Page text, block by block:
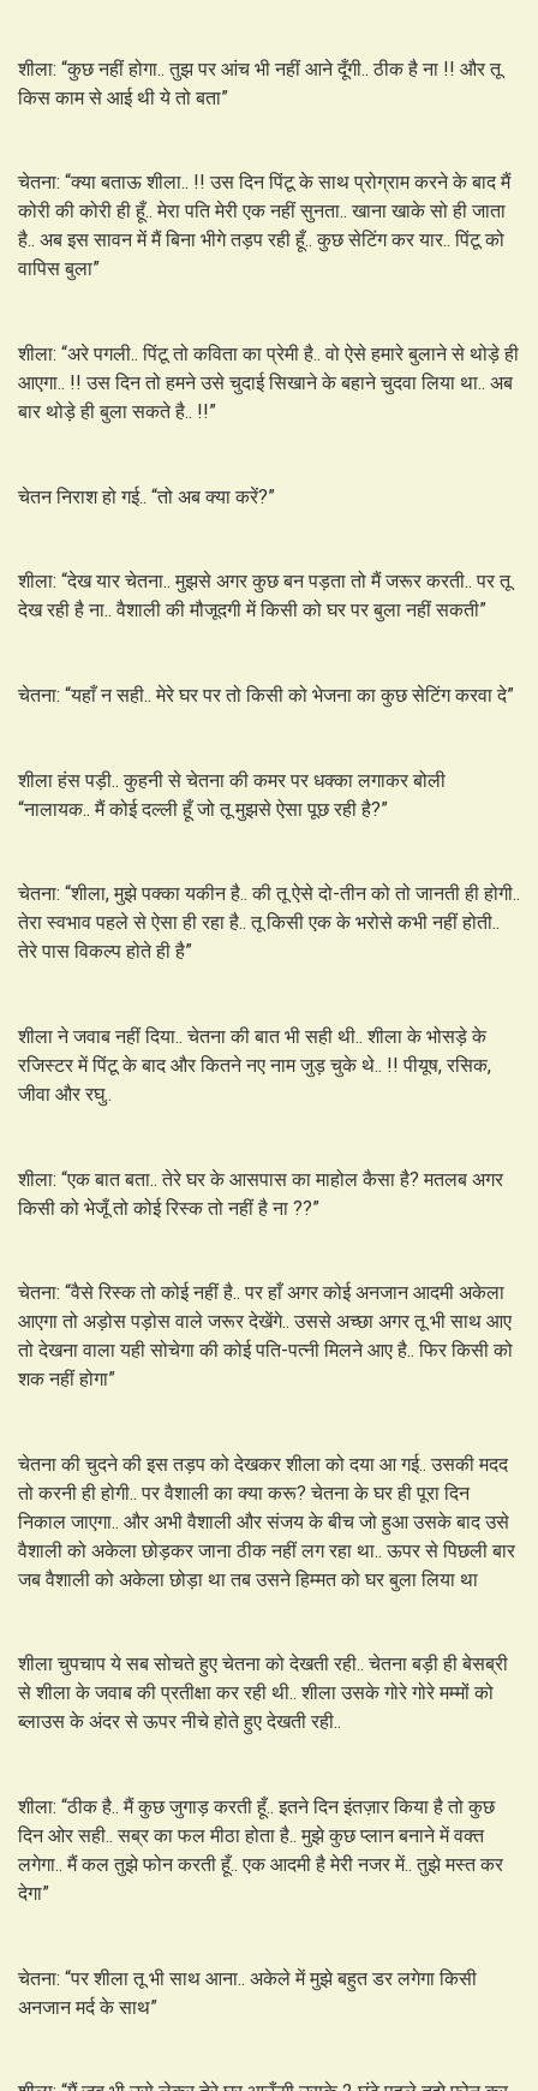
शीला: “कुछ नहीं होगा.. तुझ पर आंच भी नहीं आने दूँगी.. ठीक है ना !! और तू
किस काम से आई थी ये तो बता”
चेतना: “क्या बताऊ शीला.. !! उस दिन पिंटू के साथ प्रोग्राम करने के बाद मैं
कोरी की कोरी ही हूँ.. मेरा पति मेरी एक नहीं सुनता.. खाना खाके सो ही जाता
है.. अब इस सावन में मैं बिना भीगे तड़प रही हूँ.. कुछ सेटिंग कर यार.. पिंटू को
वापिस बुला”
शीला: “अरे पगली.. पिंटू तो कविता का प्रेमी है.. वो ऐसे हमारे बुलाने से थोड़े ही
आएगा.. !! उस दिन तो हमने उसे चुदाई सिखाने के बहाने चुदवा लिया था.. अब
बार थोड़े ही बुला सकते है.. !!”
चेतन निराश हो गई.. “तो अब क्या करें?”
शीला: “देख यार चेतना.. मुझसे अगर कुछ बन पड़ता तो मैं जरूर करती.. पर तू
देख रही है ना.. वैशाली की मौजूदगी में किसी को घर पर बुला नहीं सकती”
चेतना: “यहाँ न सही.. मेरे घर पर तो किसी को भेजना का कुछ सेटिंग करवा दे”
शीला हंस पड़ी.. कुहनी से चेतना की कमर पर धक्का लगाकर बोली
“नालायक.. मैं कोई दल्ली हूँ जो तू मुझसे ऐसा पूछ रही है?”
चेतना: “शीला, मुझे पक्का यकीन है.. की तू ऐसे दो-तीन को तो जानती ही होगी..
तेरा स्वभाव पहले से ऐसा ही रहा है.. तू किसी एक के भरोसे कभी नहीं होती..
तेरे पास विकल्प होते ही है”
शीला ने जवाब नहीं दिया.. चेतना की बात भी सही थी.. शीला के भोसड़े के
रजिस्टर में पिंटू के बाद और कितने नए नाम जुड़ चुके थे.. !! पीयूष, रसिक,
जीवा और रघु..
शीला: “एक बात बता.. तेरे घर के आसपास का माहोल कैसा है? मतलब अगर
किसी को भेजूँ तो कोई रिस्क तो नहीं है ना ??”
चेतना: “वैसे रिस्क तो कोई नहीं है.. पर हाँ अगर कोई अनजान आदमी अकेला
आएगा तो अड़ोस पड़ोस वाले जरूर देखेंगे.. उससे अच्छा अगर तू भी साथ आए
तो देखना वाला यही सोचेगा की कोई पति-पत्नी मिलने आए है.. फिर किसी को
शक नहीं होगा”
चेतना की चुदने की इस तड़प को देखकर शीला को दया आ गई.. उसकी मदद
तो करनी ही होगी.. पर वैशाली का क्या करू? चेतना के घर ही पूरा दिन
निकाल जाएगा.. और अभी वैशाली और संजय के बीच जो हुआ उसके बाद उसे
वैशाली को अकेला छोड़कर जाना ठीक नहीं लग रहा था.. ऊपर से पिछली बार
जब वैशाली को अकेला छोड़ा था तब उसने हिम्मत को घर बुला लिया था
शीला चुपचाप ये सब सोचते हुए चेतना को देखती रही.. चेतना बड़ी ही बेसब्री
से शीला के जवाब की प्रतीक्षा कर रही थी.. शीला उसके गोरे गोरे मम्मों को
ब्लाउस के अंदर से ऊपर नीचे होते हुए देखती रही..
शीला: “ठीक है.. मैं कुछ जुगाड़ करती हूँ.. इतने दिन इंतज़ार किया है तो कुछ
दिन ओर सही.. सब्र का फल मीठा होता है.. मुझे कुछ प्लान बनाने में वक्त
लगेगा.. मैं कल तुझे फोन करती हूँ.. एक आदमी है मेरी नजर में.. तुझे मस्त कर
देगा”
चेतना: “पर शीला तू भी साथ आना.. अकेले में मुझे बहुत डर लगेगा किसी
अनजान मर्द के साथ”